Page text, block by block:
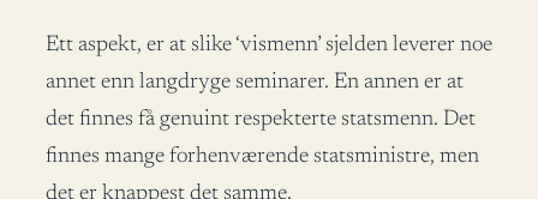
Ett aspekt, er at slike ‘vismenn’ sjelden leverer noe
annet enn langdryge seminarer. En annen er at
det finnes få genuint respekterte statsmenn. Det
finnes mange forhenværende statsministre, men
det er knappest det samme.